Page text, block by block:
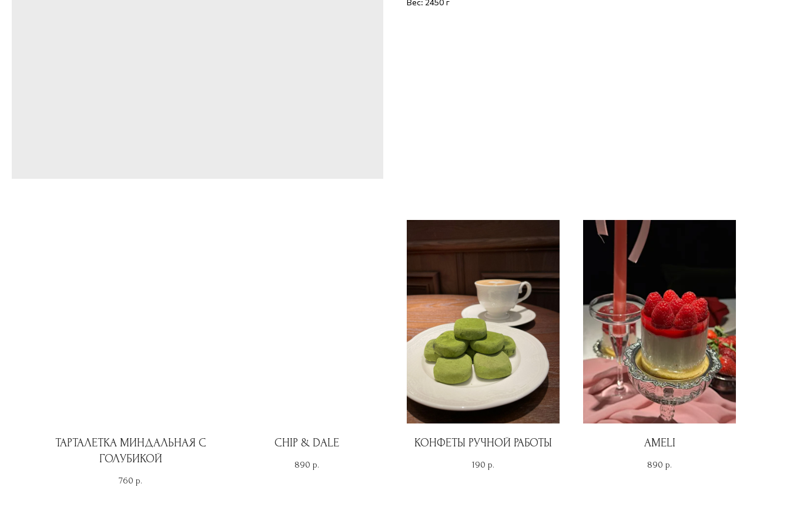
ТАРТАЛЕТКА МИНДАЛЬНАЯ С
ГОЛУБИКОЙ
760 р.
CHIP & DALE
890 р.
КОНФЕТЫ РУЧНОЙ РАБОТЫ
190 р.
AMELI
890 р.